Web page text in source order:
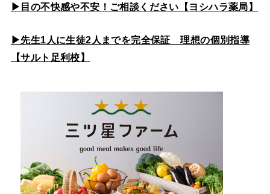
▶目の不快感や不安！ご相談ください【ヨシハラ薬局】
▶先生1人に生徒2人までを完全保証 理想の個別指導
【サルト足利校】